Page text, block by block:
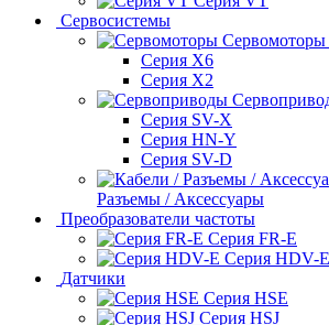
Сервосистемы
Сервомоторы
Серия X6
Серия X2
Серия SV-X
Серия HN-Y
Серия SV-D
Разъемы / Аксессуары
Преобразователи частоты
Серия FR-E
Серия HDV-E
Датчики
Серия HSE
Серия HSJ